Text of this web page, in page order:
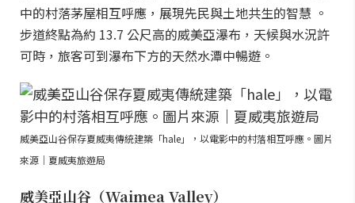
中的村落茅屋相互呼應，展現先民與土地共生的智慧 。
步道終點為約 13.7 公尺高的威美亞瀑布，天候與水況許
可時，旅客可到瀑布下方的天然水潭中暢遊。
威美亞山谷保存夏威夷傳統建築「hale」，以電影中的村落相互呼應。圖片
來源｜夏威夷旅遊局
威美亞山谷（Waimea Valley）